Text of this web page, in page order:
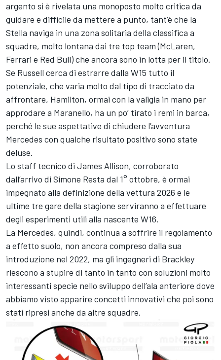
argento si è rivelata una monoposto molto critica da
guidare e difficile da mettere a punto, tant’è che la
Stella naviga in una zona solitaria della classifica a
squadre, molto lontana dai tre top team (McLaren,
Ferrari e Red Bull) che ancora sono in lotta per il titolo.
Se Russell cerca di estrarre dalla W15 tutto il
potenziale, che varia molto dal tipo di tracciato da
affrontare, Hamilton, ormai con la valigia in mano per
approdare a Maranello, ha un po’ tirato i remi in barca,
perché le sue aspettative di chiudere l’avventura
Mercedes con qualche risultato positivo sono state
deluse.
Lo staff tecnico di James Allison, corroborato
dall’arrivo di Simone Resta dal 1° ottobre, è ormai
impegnato alla definizione della vettura 2026 e le
ultime tre gare della stagione serviranno a effettuare
degli esperimenti utili alla nascente W16.
La Mercedes, quindi, continua a soffrire il regolamento
a effetto suolo, non ancora compreso dalla sua
introduzione nel 2022, ma gli ingegneri di Brackley
riescono a stupire di tanto in tanto con soluzioni molto
interessanti specie nello sviluppo dell’ala anteriore dove
abbiamo visto apparire concetti innovativi che poi sono
stati ripresi anche da altre squadre.